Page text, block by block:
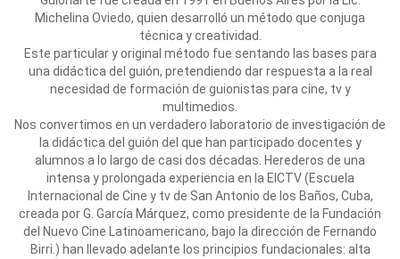
Michelina Oviedo, quien desarrolló un método que conjuga
técnica y creatividad.
Este particular y original método fue sentando las bases para
una didáctica del guión, pretendiendo dar respuesta a la real
necesidad de formación de guionistas para cine, tv y
multimedios.
Nos convertimos en un verdadero laboratorio de investigación de
la didáctica del guión del que han participado docentes y
alumnos a lo largo de casi dos décadas. Herederos de una
intensa y prolongada experiencia en la EICTV (Escuela
Internacional de Cine y tv de San Antonio de los Baños, Cuba,
creada por G. García Márquez, como presidente de la Fundación
del Nuevo Cine Latinoamericano, bajo la dirección de Fernando
Birri.) han llevado adelante los principios fundacionales: alta